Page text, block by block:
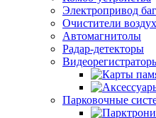
Электропривод
Очистители
Автомагнитолы
Радар-детекторы
Парковочные